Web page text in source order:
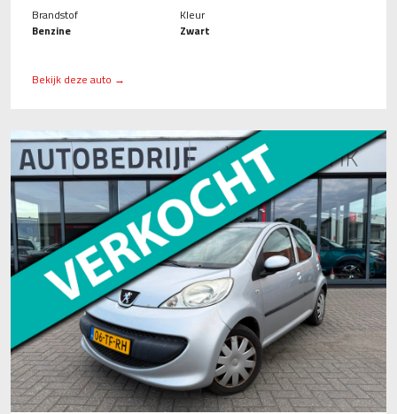
Brandstof
Benzine
Kleur
Zwart
Bekijk deze auto →